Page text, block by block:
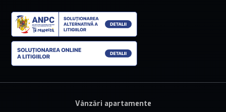
Vânzări apartamente